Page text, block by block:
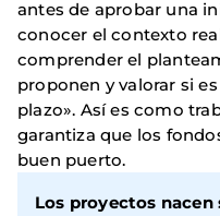
antes de aprobar una
conocer el contexto
comprender el
proponen y valorar si
plazo». Así es como
garantiza que los
buen puerto.
Los proyectos nacen